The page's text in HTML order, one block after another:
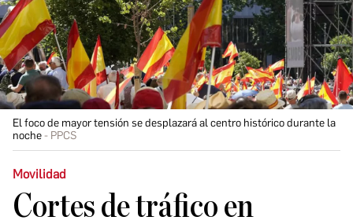
El foco de mayor tensión se desplazará al centro histórico durante la
noche
PPCS
Movilidad
Cortes de tráfico en